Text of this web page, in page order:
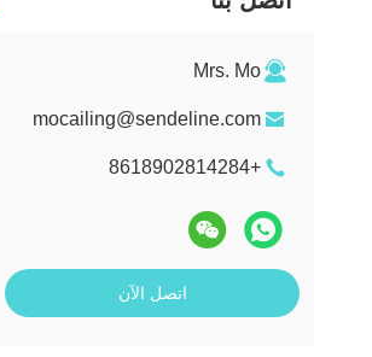
Mrs. Mo
mocailing@sendeline.com
+8618902814284
اتصل الآن